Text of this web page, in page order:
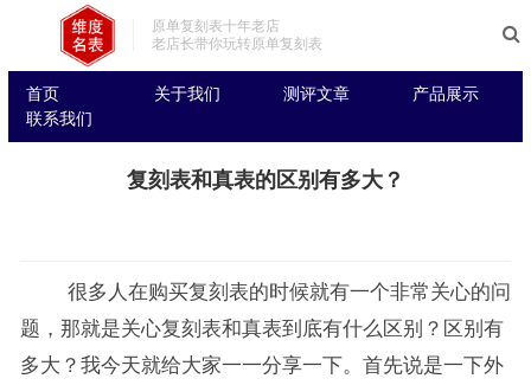
原单复刻表十年老店
老店长带你玩转原单复刻表
首页 关于我们 测评文章
产品展示
联系我们
复刻表和真表的区别有多大？
很多人在购买复刻表的时候就有一个非常关心的问
题，那就是关心复刻表和真表到底有什么区别？区别有
多大？我今天就给大家一一分享一下。首先说是一下外